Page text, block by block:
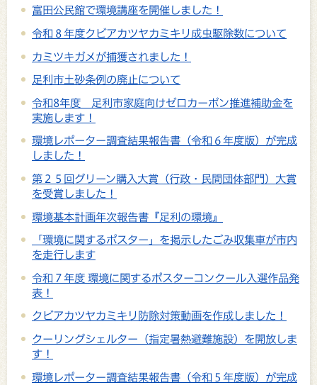
富田公民館で環境講座を開催しました！
令和８年度クビアカツヤカミキリ成虫駆除数について
カミツキガメが捕獲されました！
足利市土砂条例の廃止について
令和8年度 足利市家庭向けゼロカーボン推進補助金を
実施します！
環境レポーター調査結果報告書（令和６年度版）が完成
しました！
第２５回グリーン購入大賞（行政・民間団体部門）大賞
を受賞しました！
環境基本計画年次報告書『足利の環境』
「環境に関するポスター」を掲示したごみ収集車が市内
を走行します
令和７年度 環境に関するポスターコンクール入選作品発
表！
クビアカツヤカミキリ防除対策動画を作成しました！
クーリングシェルター（指定暑熱避難施設）を開放しま
す！
環境レポーター調査結果報告書（令和５年度版）が完成